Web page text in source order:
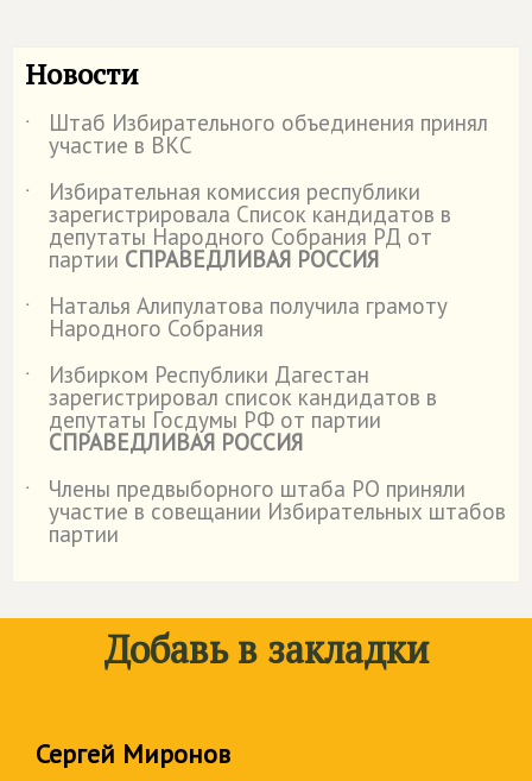
Новости
˙ Штаб Избирательного объединения принял
участие в ВКС
˙
Избирательная комиссия республики
зарегистрировала Список кандидатов в
депутаты Народного Собрания РД от
партии СПРАВЕДЛИВАЯ РОССИЯ
˙
Наталья Алипулатова получила грамоту
Народного Собрания
˙
Избирком Республики Дагестан
зарегистрировал список кандидатов в
депутаты Госдумы РФ от партии
СПРАВЕДЛИВАЯ РОССИЯ
˙
Члены предвыборного штаба РО приняли
участие в совещании Избирательных штабов
партии
Добавь в закладки
Сергей Миронов